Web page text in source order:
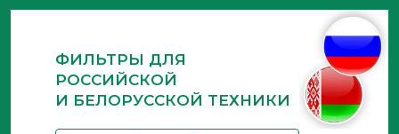
ФИЛЬТРЫ ДЛЯ
РОССИЙСКОЙ
И БЕЛОРУССКОЙ ТЕХНИКИ